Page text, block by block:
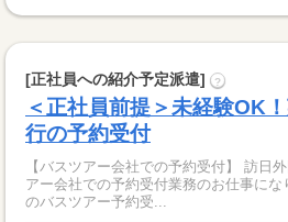
[正社員への紹介予定派遣] ?
＜正社員前提＞未経験OK
行の予約受付
【バスツアー会社での予約受付】 訪日
アー会社での予約受付業務のお仕事に
のバスツアー予約受...